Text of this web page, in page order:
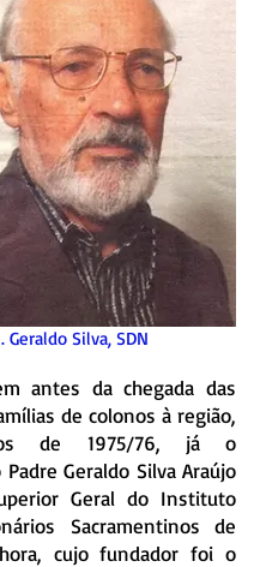
Geraldo Silva, SDN
antes da chegada das
de colonos à região,
de 1975/76, já o
Geraldo Silva Araújo
Geral do Instituto
Sacramentinos de
cujo fundador foi o